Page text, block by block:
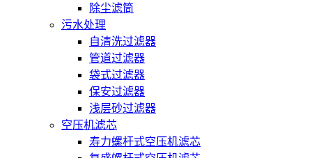
除尘滤筒
污水处理
自清洗过滤器
管道过滤器
袋式过滤器
保安过滤器
浅层砂过滤器
空压机滤芯
寿力螺杆式空压机滤芯